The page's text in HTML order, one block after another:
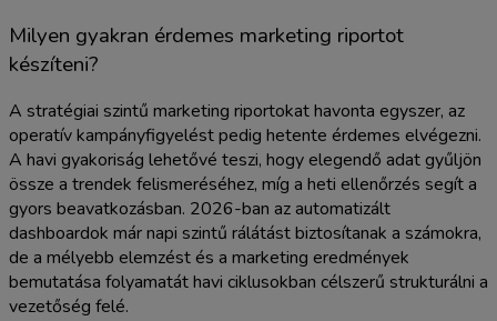
Milyen gyakran érdemes marketing riportot
készíteni?
A stratégiai szintű marketing riportokat havonta egyszer, az
operatív kampányfigyelést pedig hetente érdemes elvégezni.
A havi gyakoriság lehetővé teszi, hogy elegendő adat gyűljön
össze a trendek felismeréséhez, míg a heti ellenőrzés segít a
gyors beavatkozásban. 2026-ban az automatizált
dashboardok már napi szintű rálátást biztosítanak a számokra,
de a mélyebb elemzést és a marketing eredmények
bemutatása folyamatát havi ciklusokban célszerű strukturálni a
vezetőség felé.